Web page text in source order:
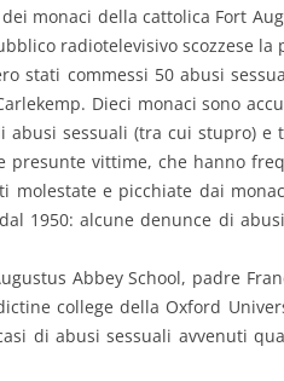
monaci della cattolica Fort
radiotelevisivo scozzese la
stati commessi 50 abusi
Dieci monaci sono
abusi sessuali (tra cui stupro)
presunte vittime, che hanno
molestate e picchiate dai
1950: alcune denunce di
Abbey School, padre
college della Oxford
di abusi sessuali avvenuti